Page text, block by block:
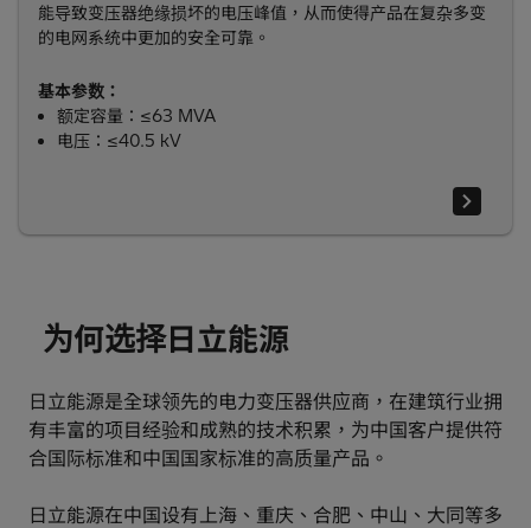
能导致变压器绝缘损坏的电压峰值，从而使得产品在复杂多变
的电网系统中更加的安全可靠。
基本参数：
额定容量：≤63 MVA
电压：≤40.5 kV
为何选择日立能源
日立能源是全球领先的电力变压器供应商，在建筑行业拥
有丰富的项目经验和成熟的技术积累，为中国客户提供符
合国际标准和中国国家标准的高质量产品。
日立能源在中国设有上海、重庆、合肥、中山、大同等多